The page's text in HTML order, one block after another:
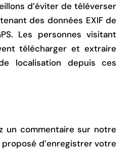
d’éviter de téléverser
des données EXIF de
Les personnes visitant
télécharger et extraire
localisation depuis ces
un commentaire sur notre
d’enregistrer votre